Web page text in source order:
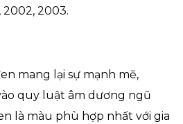
2002, 2003.
mang lại sự mạnh mẽ,
quy luật âm dương ngũ
là màu phù hợp nhất với gia